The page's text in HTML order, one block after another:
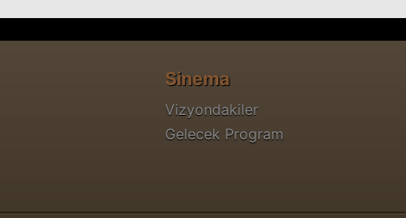
Sinema
Vizyondakiler
Gelecek Program